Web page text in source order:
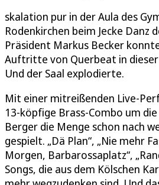
skalation pur in der Aula des
Rodenkirchen beim Jecke Danz
Präsident Markus Becker
Auftritte von Querbeat in dieser
Und der Saal explodierte.
Mit einer mitreißenden Live-
13-köpfige Brass-Combo um
Berger die Menge schon nach
gespielt. „Dä Plan“, „Nie mehr
Morgen, Barbarossaplatz“,
Songs, die aus dem Kölschen